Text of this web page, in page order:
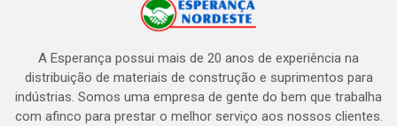
A Esperança possui mais de 20 anos de experiência na
distribuição de materiais de construção e suprimentos para
indústrias. Somos uma empresa de gente do bem que trabalha
com afinco para prestar o melhor serviço aos nossos clientes.